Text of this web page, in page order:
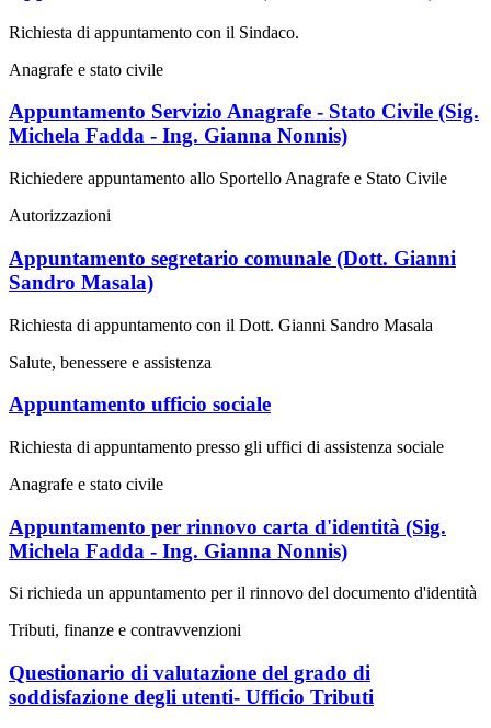
Richiesta di appuntamento con il Sindaco.
Anagrafe e stato civile
Appuntamento Servizio Anagrafe - Stato Civile (Sig.
Michela Fadda - Ing. Gianna Nonnis)
Richiedere appuntamento allo Sportello Anagrafe e Stato Civile
Autorizzazioni
Appuntamento segretario comunale (Dott. Gianni
Sandro Masala)
Richiesta di appuntamento con il Dott. Gianni Sandro Masala
Salute, benessere e assistenza
Appuntamento ufficio sociale
Richiesta di appuntamento presso gli uffici di assistenza sociale
Anagrafe e stato civile
Appuntamento per rinnovo carta d'identità (Sig.
Michela Fadda - Ing. Gianna Nonnis)
Si richieda un appuntamento per il rinnovo del documento d'identità
Tributi, finanze e contravvenzioni
Questionario di valutazione del grado di
soddisfazione degli utenti- Ufficio Tributi